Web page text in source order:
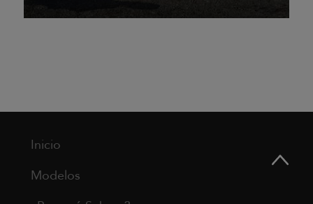
Inicio
Modelos